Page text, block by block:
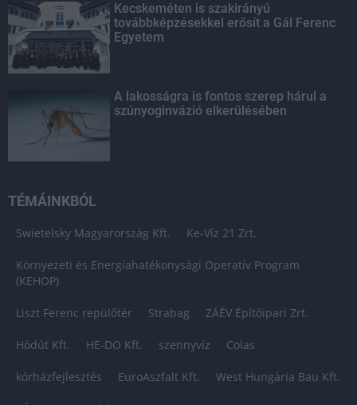
Kecskeméten is szakirányú
továbbképzésekkel erősít a Gál Ferenc
Egyetem
A lakosságra is fontos szerep hárul a
szúnyoginvázió elkerülésében
TÉMÁINKBÓL
Swietelsky Magyarország Kft. Ke-Víz 21 Zrt.
Környezeti és Energiahatékonysági Operatív Program
(KEHOP)
Liszt Ferenc repülőtér Strabag ZÁÉV Építőipari Zrt.
Hódút Kft. HE-DO Kft. szennyvíz Colas
kórházfejlesztés EuroAszfalt Kft. West Hungária Bau Kft.